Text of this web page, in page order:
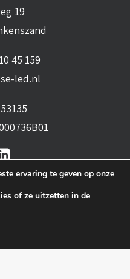
19
45 159
led.nl
ervaring te geven op onze
of ze uitzetten in de